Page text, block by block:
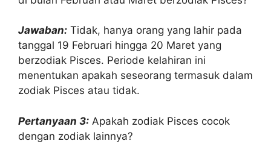
Jawaban: Tidak, hanya orang yang lahir pada
tanggal 19 Februari hingga 20 Maret yang
berzodiak Pisces. Periode kelahiran ini
menentukan apakah seseorang termasuk dalam
zodiak Pisces atau tidak.
Pertanyaan 3: Apakah zodiak Pisces cocok
dengan zodiak lainnya?